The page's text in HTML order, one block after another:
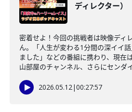
ディレクター）
密着せよ！今回の挑戦者は映像ディ
ん。「人生が変わる1分間の深イイ
ました」などの番組に携わり、現在
山部屋のチャンネル、さらにセンダ
2026.05.12|00:27:57